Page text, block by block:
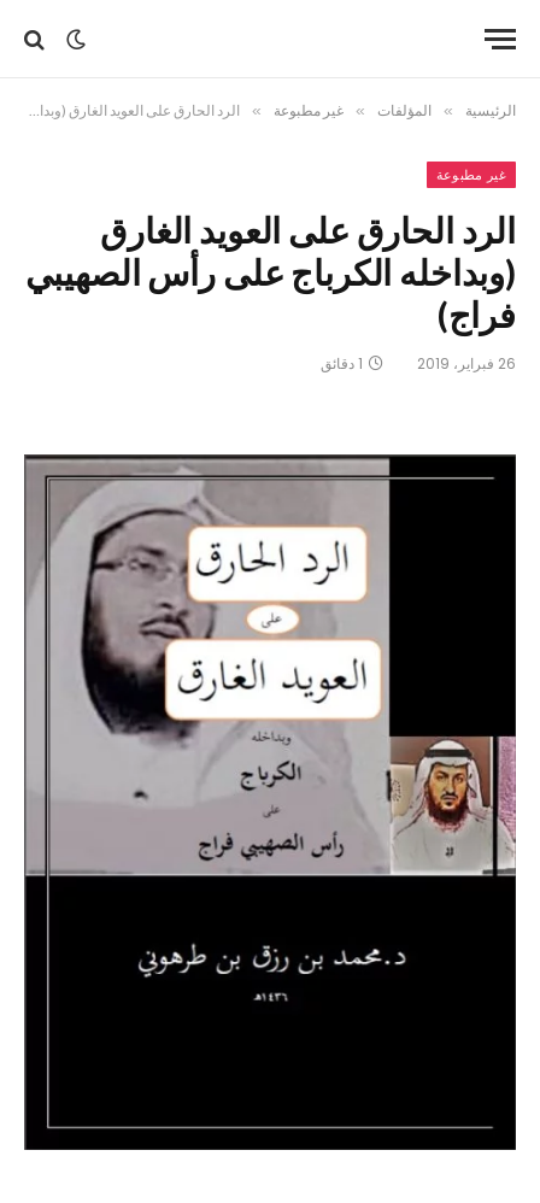
الرئيسية » المؤلفات » غير مطبوعة » الرد الحارق على العويد الغارق (وبداخله الكرباج على رأس الصهيبي فراج)
غير مطبوعة
الرد الحارق على العويد الغارق
(وبداخله الكرباج على رأس الصهيبي
فراج)
26 فبراير، 2019 1 دقائق